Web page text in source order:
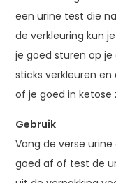
een urine test die
de verkleuring kun
je goed sturen op
sticks verkleuren
of je goed in ketose
Gebruik
Vang de verse
goed af of test de